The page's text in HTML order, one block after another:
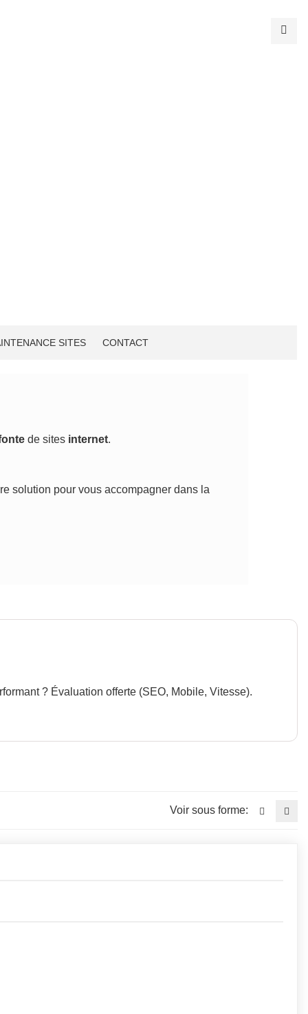
SITES CONTACT
de sites internet.
solution pour vous accompagner dans la
? Évaluation offerte (SEO, Mobile, Vitesse).
Voir sous forme: